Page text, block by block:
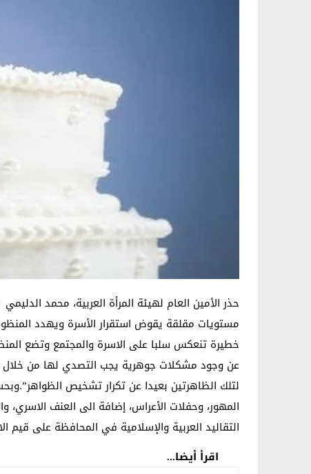
حذر الأمين العام لهيئة المرأة العربية، محمد
مستويات مقلقة يقوض استقرار الأسرة ويهدد
خطيرة تنعكس سلبا على الاسرة والمجتمع وتضع
عن وجود مشكلات جوهرية يجب التصدي لها من خلال
لتلك الظاهرتين بعيدا عن تكرار تشخيص
المهور، وحفلات الأعراس، إضافة الى العنف الاسري،
التقاليد العربية والإسلامية في المحافظة على قيم
اقرأ أيضا...